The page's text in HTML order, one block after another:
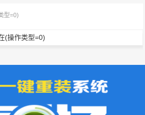
型=0)
(操作类型=0)